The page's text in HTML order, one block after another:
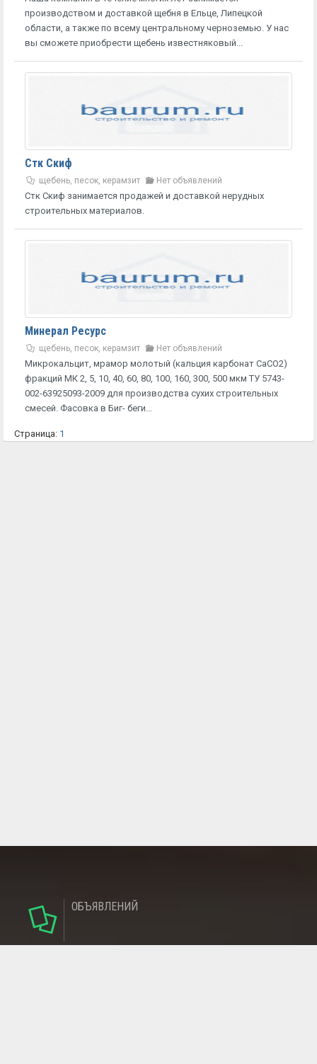
производством и доставкой щебня в Ельце, Липецкой
области, а также по всему центральному черноземью. У нас
вы сможете приобрести щебень известняковый...
Стк Скиф
щебень, песок, керамзит Нет объявлений
Стк Скиф занимается продажей и доставкой нерудных
строительных материалов.
Минерал Ресурс
щебень, песок, керамзит Нет объявлений
Микрокальцит, мрамор молотый (кальция карбонат CaCО2)
фракций МК 2, 5, 10, 40, 60, 80, 100, 160, 300, 500 мкм ТУ 5743-
002-63925093-2009 для производства сухих строительных
смесей. Фасовка в Биг- беги...
Страница: 1
ОБЪЯВЛЕНИЙ